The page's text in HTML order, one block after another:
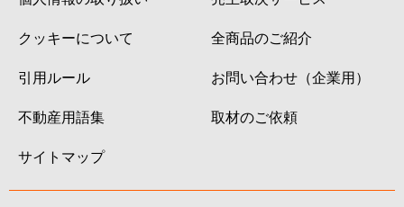
クッキーについて
引用ルール
不動産用語集
サイトマップ
全商品のご紹介
お問い合わせ（企業用）
取材のご依頼